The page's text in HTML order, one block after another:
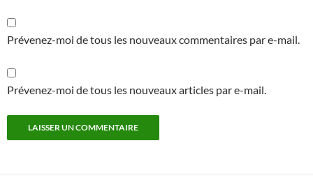
Prévenez-moi de tous les nouveaux commentaires par e-mail.
Prévenez-moi de tous les nouveaux articles par e-mail.